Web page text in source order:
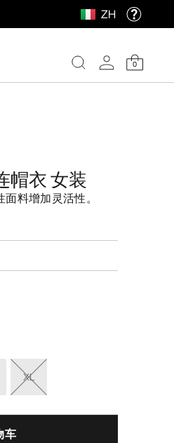
ZH
0
帽衣 女装
料增加灵活性。
XL
车